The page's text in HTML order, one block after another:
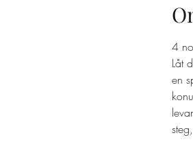
4
Låt
en